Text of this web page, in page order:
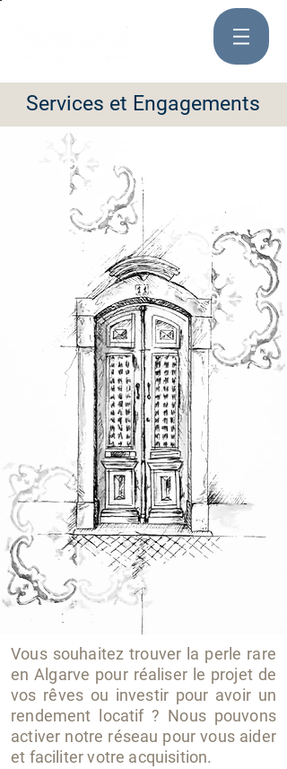
Services et Engagements
Vous souhaitez trouver la perle rare
en Algarve pour réaliser le projet de
vos rêves ou investir pour avoir un
rendement locatif ? Nous pouvons
activer notre réseau pour vous aider
et faciliter votre acquisition.